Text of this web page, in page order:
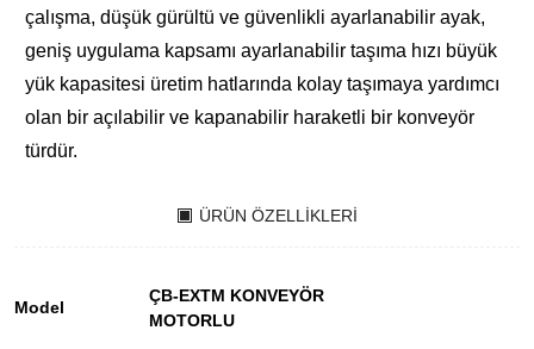
çalışma, düşük gürültü ve güvenlikli ayarlanabilir ayak,
geniş uygulama kapsamı ayarlanabilir taşıma hızı büyük
yük kapasitesi üretim hatlarında kolay taşımaya yardımcı
olan bir açılabilir ve kapanabilir haraketli bir konveyör
türdür.
ÜRÜN ÖZELLIKLERI
Model
ÇB-EXTM KONVEYÖR
MOTORLU